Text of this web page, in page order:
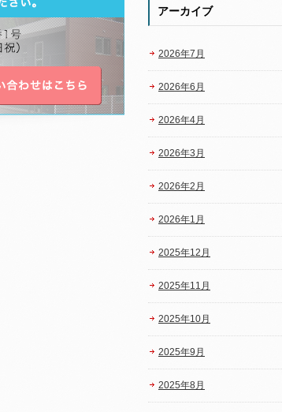
アーカイブ
2026年7月
2026年6月
2026年4月
2026年3月
2026年2月
2026年1月
2025年12月
2025年11月
2025年10月
2025年9月
2025年8月